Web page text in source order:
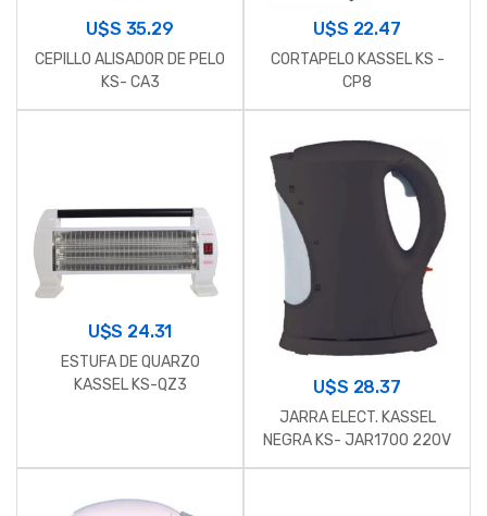
U$S 35.29
CEPILLO ALISADOR DE PELO
KS- CA3
U$S 22.47
CORTAPELO KASSEL KS -
CP8
U$S 24.31
ESTUFA DE QUARZO
KASSEL KS-QZ3
U$S 28.37
JARRA ELECT. KASSEL
NEGRA KS- JAR1700 220V